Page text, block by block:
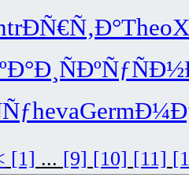
ÐÑ€Ñ‚Ð°Theo
Ð¸ÑÐºÑƒ
hevaGerm
[1] ... [9] [10] [11]